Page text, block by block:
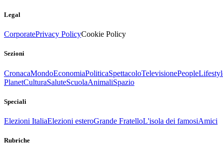
Legal
CorporatePrivacy PolicyCookie Policy
Sezioni
CronacaMondoEconomiaPoliticaSpettacoloTelevisionePeople
PlanetCulturaSaluteScuolaAnimaliSpazio
Speciali
Elezioni ItaliaElezioni esteroGrande FratelloL'isola dei famosiAmici
Rubriche